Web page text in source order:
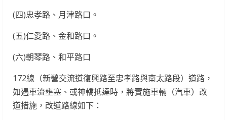
(四)忠孝路、月津路口。
(五)仁愛路、金和路口。
(六)朝琴路、和平路口
172線（新營交流道復興路至忠孝路與南太路段）道路，
如遇車流壅塞、或神轎抵達時，將實施車輛（汽車）改
道措施，改道路線如下：